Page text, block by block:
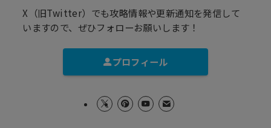
X（旧Twitter）でも攻略情報や更新通知を発信して
いますので、ぜひフォローお願いします！
プロフィール